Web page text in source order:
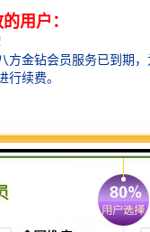
实业有限公司
物业管理有限公司
业、5-33楼办公）
年7月至2051年7月）